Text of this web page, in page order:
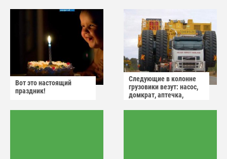
Вот это настоящий
праздник!
Следующие в колонне
грузовики везут: насос,
домкрат, аптечка,